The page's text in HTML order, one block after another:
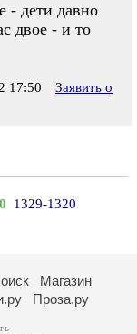
- дети давно
двое - и то
17:50
Заявить о
1329-1320
Магазин
Проза.ру